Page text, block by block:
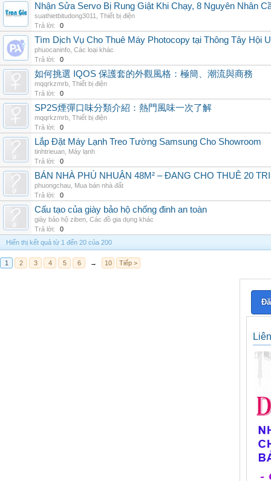
Nhận Sửa Servo Bị Rung Giật Khi Chạy, 8 Nguyên Nhân
suathietbitudong3011
Thiết bị điện
Trả lời:
0
Tìm Dịch Vụ Cho Thuê Máy Photocopy tại Thông Tây Hội
phuocaninfo Các loại khác
Trả lời:
0
如何挑選 IQOS 保護套的外觀風格：極簡、潮流與商務
mqqrkzmrb Thiết bị điện
Trả lời:
0
SP2S煙彈口味分類介紹：熱門風味一次了解
mqqrkzmrb Thiết bị điện
Trả lời:
0
Lắp Đặt Máy Lạnh Treo Tường Samsung Cho Showroom
tinhtrieuan Máy lạnh
Trả lời:
0
BÁN NHÀ PHÚ NHUẬN 48M² – ĐANG CHO THUÊ 20
phuongchau Mua bán nhà đất
Trả lời:
0
Cấu tạo của giày bảo hộ chống đinh an toàn
giày bảo hộ ziben Các đồ gia dụng khác
Trả lời:
0
Hiển thị kết quả từ 1 đến 20 của 200
1 2 3 4 5 6 → 10 Tiếp >